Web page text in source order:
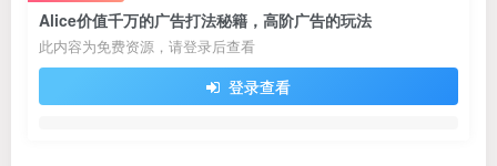
Alice价值千万的广告打法秘籍，高阶广告的玩法
此内容为免费资源，请登录后查看
登录查看